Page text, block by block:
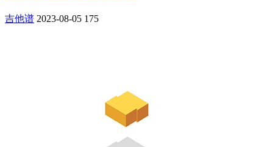
吉他谱 2023-08-05 175